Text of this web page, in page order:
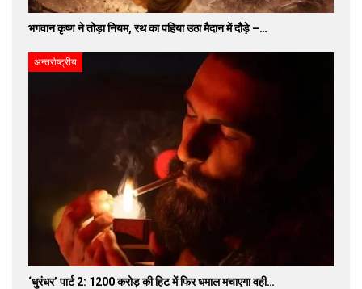
भगवान कृष्ण ने तोड़ा नियम, रथ का पहिया उठा मैदान में दौड़े –…
अन्तर्राष्ट्रीय
‘धुरंधर’ पार्ट 2: 1200 करोड़ की हिट में फिर धमाल मचाएगा वही…